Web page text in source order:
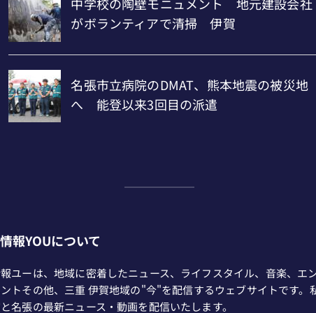
報YOUについて
ユーは、地域に密着したニュース、ライフスタイル、音楽、エ
トその他、三重 伊賀地域の"今"を配信するウェブサイトです。
名張の最新ニュース・動画を配信いたします。